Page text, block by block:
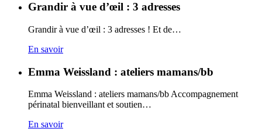
Grandir à vue d’œil : 3 adresses
Grandir à vue d’œil : 3 adresses ! Et de…
En savoir
Emma Weissland : ateliers mamans/bb
Emma Weissland : ateliers mamans/bb Accompagnement
périnatal bienveillant et soutien…
En savoir